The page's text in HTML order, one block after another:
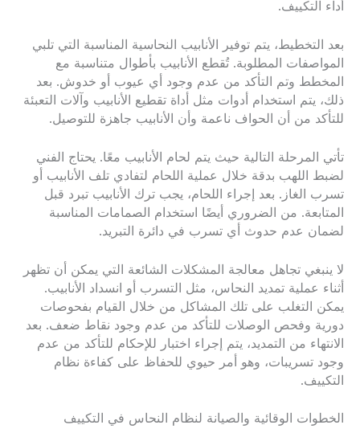
أداء التكييف.
بعد التخطيط، يتم توفير الأنابيب النحاسية المناسبة التي تلبي
المواصفات المطلوبة. تُقطع الأنابيب بأطوال متناسبة مع
المخطط وتم التأكد من عدم وجود أي عيوب أو خدوش. بعد
ذلك، يتم استخدام أدوات مثل أداة تقطيع الأنابيب وآلات التعبئة
للتأكد من أن الحواف ناعمة وأن الأنابيب جاهزة للتوصيل.
تأتي المرحلة التالية حيث يتم لحام الأنابيب معًا. يحتاج الفني
لضبط اللهب بدقة خلال عملية اللحام لتفادي تلف الأنابيب أو
تسرب الغاز. بعد إجراء اللحام، يجب ترك الأنابيب تبرد قبل
المتابعة. من الضروري أيضًا استخدام الصمامات المناسبة
لضمان عدم حدوث أي تسرب في دائرة التبريد.
لا ينبغي تجاهل معالجة المشكلات الشائعة التي يمكن أن تظهر
أثناء عملية تمديد النحاس، مثل التسرب أو انسداد الأنابيب.
يمكن التغلب على تلك المشاكل من خلال القيام بفحوصات
دورية وفحص الوصلات للتأكد من عدم وجود نقاط ضعف. بعد
الانتهاء من التمديد، يتم إجراء اختبار للإحكام للتأكد من عدم
وجود تسريبات، وهو أمر حيوي للحفاظ على كفاءة نظام
التكييف.
الخطوات الوقائية والصيانة لنظام النحاس في التكييف